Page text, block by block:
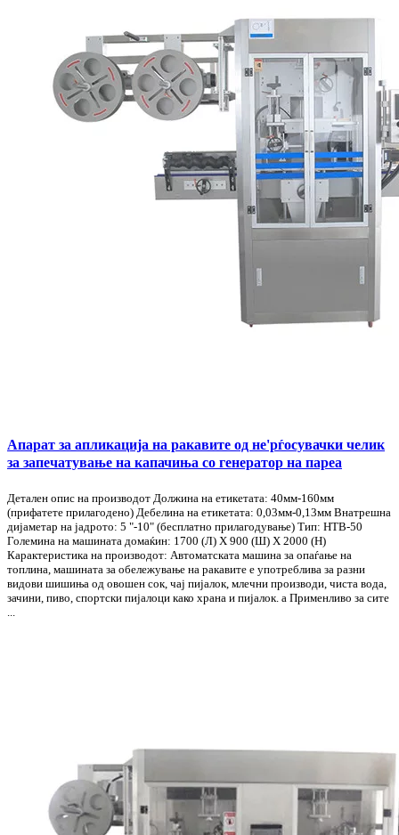
Апарат за апликација на ракавите од не'рѓосувачки челик
за запечатување на капачиња со генератор на пареа
Детален опис на производот Должина на етикетата: 40мм-160мм
(прифатете прилагодено) Дебелина на етикетата: 0,03мм-0,13мм Внатрешна
дијаметар на јадрото: 5 "-10" (бесплатно прилагодување) Тип: HTB-50
Големина на машината домаќин: 1700 (Л) X 900 (Ш) X 2000 (H)
Карактеристика на производот: Автоматската машина за опаѓање на
топлина, машината за обележување на ракавите е употреблива за разни
видови шишиња од овошен сок, чај пијалок, млечни производи, чиста вода,
зачини, пиво, спортски пијалоци како храна и пијалок. а Применливо за сите